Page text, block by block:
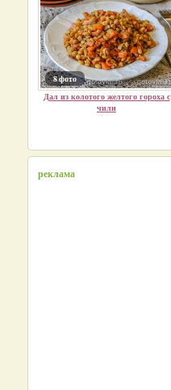
8 фото
Дал из колотого желтого гороха с
чили
реклама